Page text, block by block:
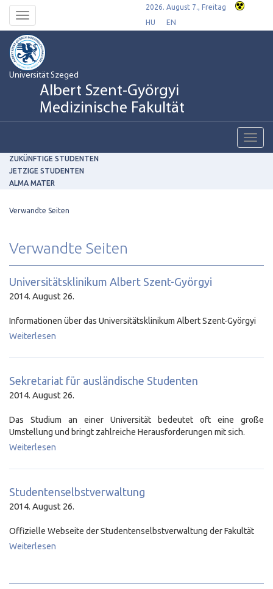
Toggle
navigation
2026. August 7., Freitag
HU
EN
Universität Szeged
Albert Szent-Györgyi
Medizinische Fakultät
ZUKÜNFTIGE STUDENTEN
JETZIGE STUDENTEN
ALMA MATER
Verwandte Seiten
Verwandte Seiten
Universitätsklinikum Albert Szent-Györgyi
2014. August 26.
Informationen über das Universitätsklinikum Albert Szent-Györgyi
Weiterlesen
Sekretariat für ausländische Studenten
2014. August 26.
Das Studium an einer Universität bedeutet oft eine große
Umstellung und bringt zahlreiche Herausforderungen mit sich.
Weiterlesen
Studentenselbstverwaltung
2014. August 26.
Offizielle Webseite der Studentenselbstverwaltung der Fakultät
Weiterlesen